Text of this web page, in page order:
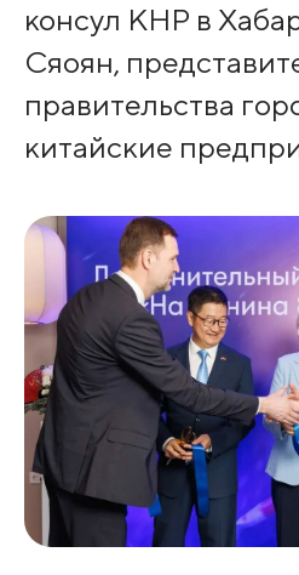
консул КНР в
Сяоян,
правительства
китайские